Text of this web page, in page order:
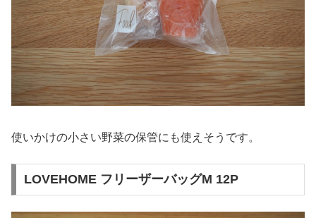
使いかけの小さい野菜の保管にも使えそうです。
LOVEHOME フリーザーバッグM 12P